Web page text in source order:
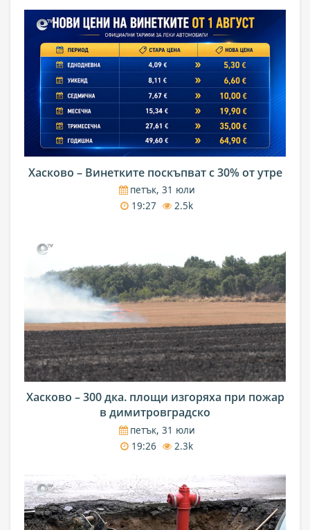
Хасково – Винетките поскъпват с 30% от утре
петък, 31 юли
19:27
2.5k
Хасково – 300 дка. площи изгоряха при пожар
в димитровградско
петък, 31 юли
19:26
2.3k